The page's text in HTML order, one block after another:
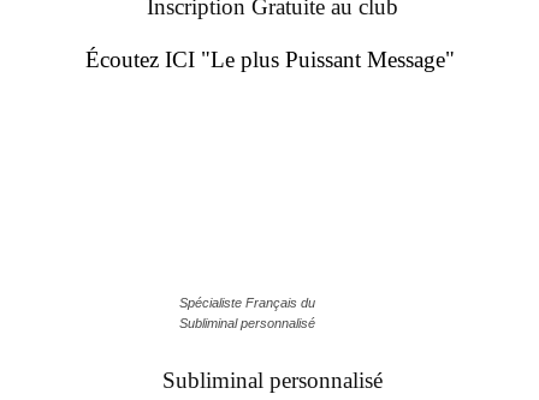
Inscription Gratuite au club
Écoutez ICI "Le plus Puissant Message"
Spécialiste Français du
Subliminal personnalisé
Subliminal personnalisé